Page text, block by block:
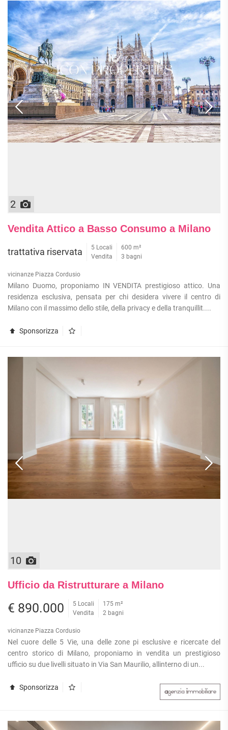
2
Vendita Attico a Basso Consumo a Milano
trattativa riservata
5 Locali
Vendita
600 m²
3 bagni
vicinanze Piazza Cordusio
Milano Duomo, proponiamo IN VENDITA prestigioso attico. Una
residenza esclusiva, pensata per chi desidera vivere il centro di
Milano con il massimo dello stile, della privacy e della tranquillit....
Sponsorizza
10
Ufficio da Ristrutturare a Milano
€ 890.000
5 Locali
Vendita
175 m²
2 bagni
vicinanze Piazza Cordusio
Nel cuore delle 5 Vie, una delle zone pi esclusive e ricercate del
centro storico di Milano, proponiamo in vendita un prestigioso
ufficio su due livelli situato in Via San Maurilio, allinterno di un...
Sponsorizza